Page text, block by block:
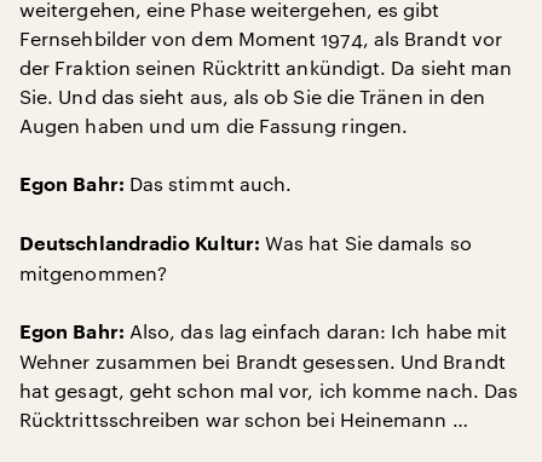
weitergehen, eine Phase weitergehen, es gibt
Fernsehbilder von dem Moment 1974, als Brandt vor
der Fraktion seinen Rücktritt ankündigt. Da sieht man
Sie. Und das sieht aus, als ob Sie die Tränen in den
Augen haben und um die Fassung ringen.
Egon Bahr: Das stimmt auch.
Deutschlandradio Kultur: Was hat Sie damals so
mitgenommen?
Egon Bahr: Also, das lag einfach daran: Ich habe mit
Wehner zusammen bei Brandt gesessen. Und Brandt
hat gesagt, geht schon mal vor, ich komme nach. Das
Rücktrittsschreiben war schon bei Heinemann …